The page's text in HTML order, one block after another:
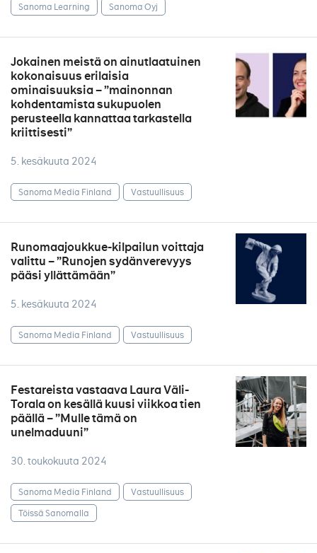
Sanoma Learning
Sanoma Oyj
Jokainen meistä on ainutlaatuinen
kokonaisuus erilaisia
ominaisuuksia – ”mainonnan
kohdentamista sukupuolen
perusteella kannattaa tarkastella
kriittisesti”
5. kesäkuuta 2024
Sanoma Media Finland Vastuullisuus
Runomaajoukkue-kilpailun voittaja
valittu – ”Runojen sydänverevyys
pääsi yllättämään”
5. kesäkuuta 2024
Sanoma Media Finland Vastuullisuus
Festareista vastaava Laura Väli-
Torala on kesällä kuusi viikkoa tien
päällä – ”Mulle tämä on
unelmaduuni”
30. toukokuuta 2024
Sanoma Media Finland
Vastuullisuus
Töissä Sanomalla